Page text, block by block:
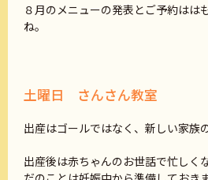
８月のメニューの発表とご予約はは
ね。
土曜日 さんさん教室
出産はゴールではなく、新しい家族
出産後は赤ちゃんのお世話で忙しく